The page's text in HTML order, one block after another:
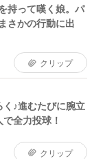
持って嘆く娘。パ
さかの行動に出
クリップ
♪進むたびに腕立
全力投球！
クリップ